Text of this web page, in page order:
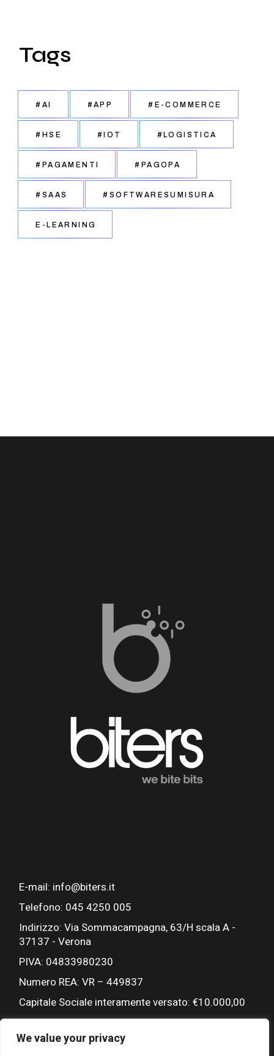
We value your privacy
Tags
#AI #APP #E-COMMERCE
#HSE #IOT #LOGISTICA
#PAGAMENTI #PAGOPA
#SAAS #SOFTWARESUMISURA
E-LEARNING
E-mail: info@biters.it
Telefono: 045 4250 005
Indirizzo: Via Sommacampagna, 63/H scala A -
37137 - Verona
PIVA: 04833980230
Numero REA: VR – 449837
Capitale Sociale interamente versato: €10.000,00